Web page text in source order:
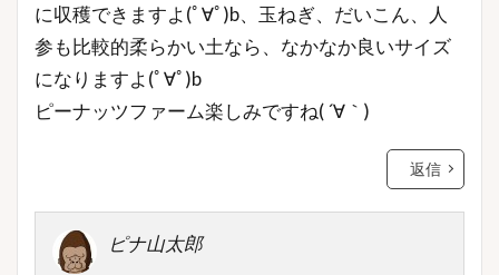
に収穫できますよ(ﾟ∀ﾟ)b、玉ねぎ、だいこん、人
参も比較的柔らかい土なら、なかなか良いサイズ
になりますよ(ﾟ∀ﾟ)b
ピーナッツファーム楽しみですね( ´∀｀)
返信
ピナ山太郎